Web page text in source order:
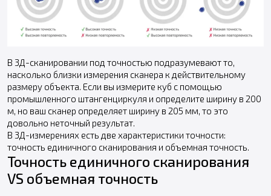
В 3Д-сканировании под точностью подразумевают то,
насколько близки измерения сканера к действительному
размеру объекта. Если вы измерите куб с помощью
промышленного штангенциркуля и определите ширину в 200
м, но ваш сканер определяет ширину в 205 мм, то это
довольно неточный результат.
В 3Д-измерениях есть две характеристики точности:
точность единичного сканирования и объемная точность.
Точность единичного сканирования
VS объемная точность